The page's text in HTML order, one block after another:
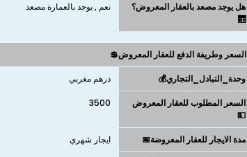
هل يوجد مصعد بالعقار المعروض؟
🛗
نعم , يوجد بالعمارة مصعد
السعر وطريفة الدفع للعقار المعروض💲
وحدة_التبادل_التجاري💰 درهم مغربي
السعر المطلوب للعقار المعروض
💵
3500
مدة الايجار للعقار المعروضة📅 ايجار شهري